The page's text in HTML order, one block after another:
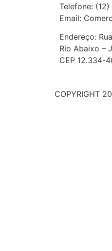
Telefone:
Email:
Endereço:
Rio Abaixo –
CEP 12.334-
COPYRIGHT